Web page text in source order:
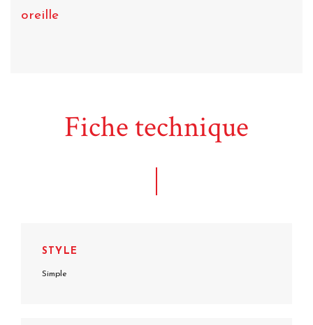
oreille
Fiche technique
STYLE
Simple